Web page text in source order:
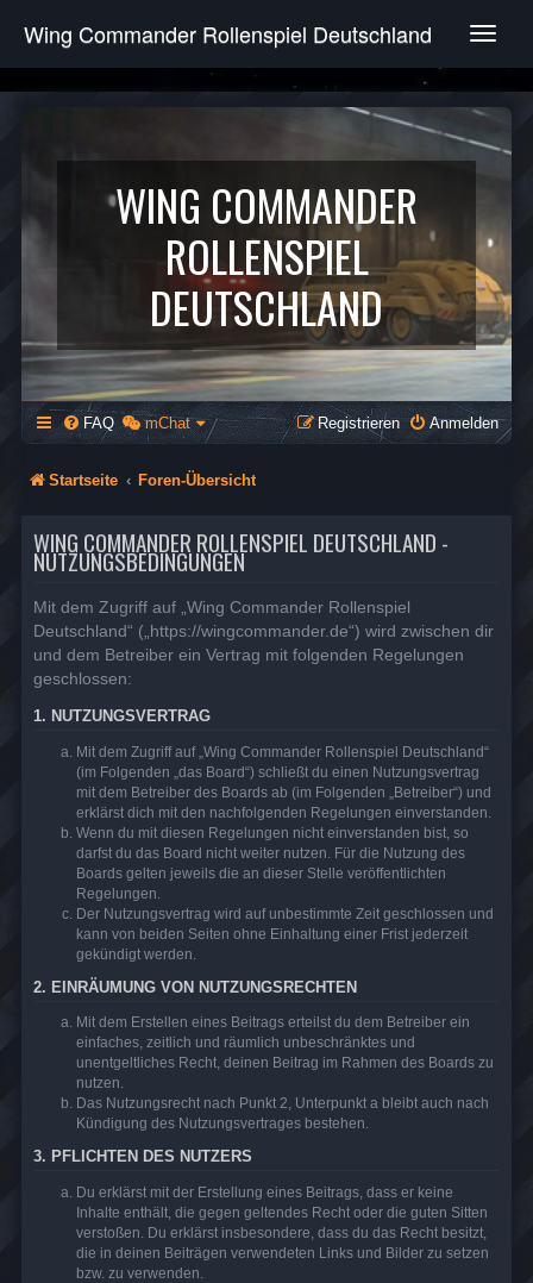
T
g
e
v
g
a
t
i
o
n
Wing Commander Rollenspiel Deutschland
WING COMMANDER
ROLLENSPIEL
DEUTSCHLAND
FAQ mChat Anmelden
Registrieren
Startseite Foren-Übersicht
WING COMMANDER ROLLENSPIEL DEUTSCHLAND -
NUTZUNGSBEDINGUNGEN
Mit dem Zugriff auf „Wing Commander Rollenspiel
Deutschland“ („https://wingcommander.de“) wird zwischen dir
und dem Betreiber ein Vertrag mit folgenden Regelungen
geschlossen:
1. NUTZUNGSVERTRAG
Mit dem Zugriff auf „Wing Commander Rollenspiel Deutschland“
(im Folgenden „das Board“) schließt du einen Nutzungsvertrag
mit dem Betreiber des Boards ab (im Folgenden „Betreiber“) und
erklärst dich mit den nachfolgenden Regelungen einverstanden.
Wenn du mit diesen Regelungen nicht einverstanden bist, so
darfst du das Board nicht weiter nutzen. Für die Nutzung des
Boards gelten jeweils die an dieser Stelle veröffentlichten
Regelungen.
Der Nutzungsvertrag wird auf unbestimmte Zeit geschlossen und
kann von beiden Seiten ohne Einhaltung einer Frist jederzeit
gekündigt werden.
2. EINRÄUMUNG VON NUTZUNGSRECHTEN
Mit dem Erstellen eines Beitrags erteilst du dem Betreiber ein
einfaches, zeitlich und räumlich unbeschränktes und
unentgeltliches Recht, deinen Beitrag im Rahmen des Boards zu
nutzen.
Das Nutzungsrecht nach Punkt 2, Unterpunkt a bleibt auch nach
Kündigung des Nutzungsvertrages bestehen.
3. PFLICHTEN DES NUTZERS
Du erklärst mit der Erstellung eines Beitrags, dass er keine
Inhalte enthält, die gegen geltendes Recht oder die guten Sitten
verstoßen. Du erklärst insbesondere, dass du das Recht besitzt,
die in deinen Beiträgen verwendeten Links und Bilder zu setzen
bzw. zu verwenden.